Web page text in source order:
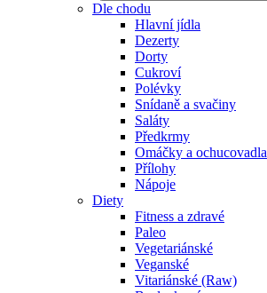
Dle chodu
Hlavní jídla
Dezerty
Dorty
Cukroví
Polévky
Snídaně a svačiny
Saláty
Předkrmy
Omáčky a ochucovadla
Přílohy
Nápoje
Diety
Fitness a zdravé
Paleo
Vegetariánské
Veganské
Vitariánské (Raw)